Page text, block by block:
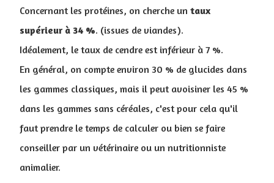
Concernant les protéines, on cherche un taux
supérieur à 34 %. (issues de viandes).
Idéalement, le taux de cendre est inférieur à 7 %.
En général, on compte environ 30 % de glucides dans
les gammes classiques, mais il peut avoisiner les 45 %
dans les gammes sans céréales, c'est pour cela qu'il
faut prendre le temps de calculer ou bien se faire
conseiller par un vétérinaire ou un nutritionniste
animalier.